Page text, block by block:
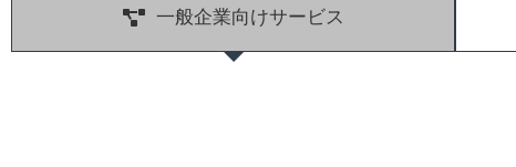
一般企業向けサービス